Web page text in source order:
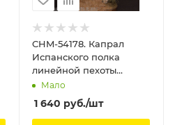
CHM-54178. Капрал
Испанского полка
линейной пехоты
Жозеф Наполеон, 1809-
12 гг. 54 мм. Материал -
смола. Chronos
Мало
1 640 руб./шт